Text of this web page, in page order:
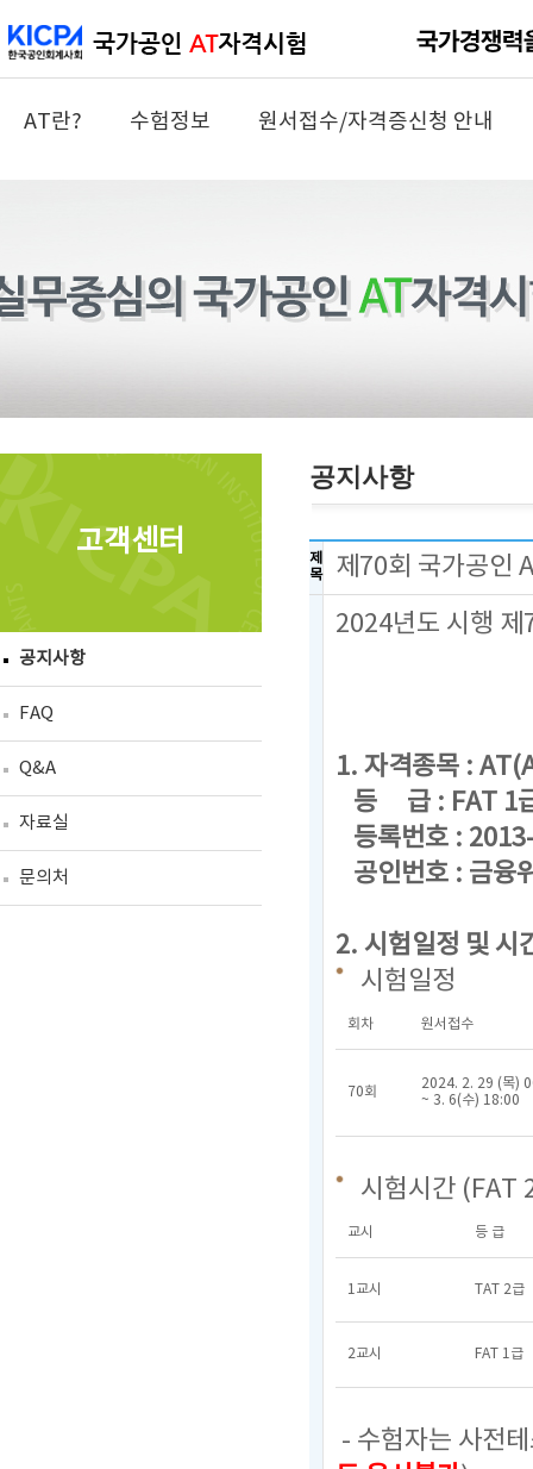
AT란? 수험정보 원서접수/자격증신청 안내
고객센터
공지사항
FAQ
Q&A
자료실
문의처
공지사항
제
목
제70회 국가공인
2024년도 시행 제
1. 자격종목 :
등 급 : FAT 1
등록번호 :
공인번호 : 금융
2. 시험일정 및 시
시험일정
회차 원서접수
70회
2024. 2. 29 (목)
~ 3. 6(수) 18:00
시험시간 (FAT
교시 등 급
1교시 TAT 2급
2교시 FAT 1급
- 수험자는 사전